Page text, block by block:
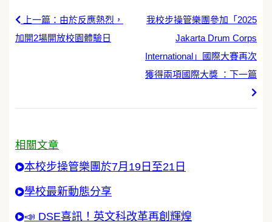
上一篇：由於反應熱烈，
加開2場開放校園體驗日
我校步操管樂團參加「2025
Jakarta Drum Corps
International」國際大賽再次
獲得兩項國際大獎 ：下一篇
相關文章
本校步操管樂團於7月19日至21日
學校最新動態分享
📣 DSE喜訊！英文科改革再創輝煌